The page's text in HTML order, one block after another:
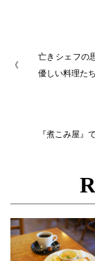
亡きシェフの
優しい料理た
『煮こみ屋』